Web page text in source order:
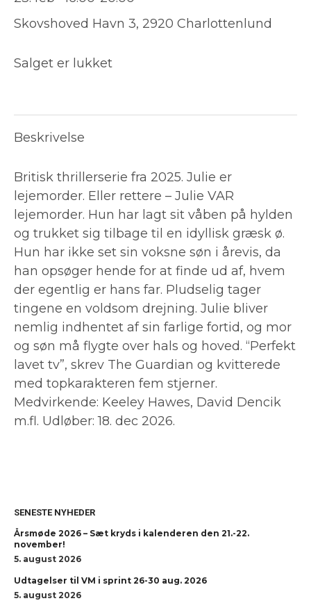
Skovshoved Havn 3, 2920 Charlottenlund
Salget er lukket
Beskrivelse
Britisk thrillerserie fra 2025. Julie er
lejemorder. Eller rettere – Julie VAR
lejemorder. Hun har lagt sit våben på hylden
og trukket sig tilbage til en idyllisk græsk ø.
Hun har ikke set sin voksne søn i årevis, da
han opsøger hende for at finde ud af, hvem
der egentlig er hans far. Pludselig tager
tingene en voldsom drejning. Julie bliver
nemlig indhentet af sin farlige fortid, og mor
og søn må flygte over hals og hoved. “Perfekt
lavet tv”, skrev The Guardian og kvitterede
med topkarakteren fem stjerner.
Medvirkende: Keeley Hawes, David Dencik
m.fl. Udløber: 18. dec 2026.
SENESTE NYHEDER
Årsmøde 2026 – Sæt kryds i kalenderen den 21.-22.
november!
5. august 2026
Udtagelser til VM i sprint 26-30 aug. 2026
5. august 2026